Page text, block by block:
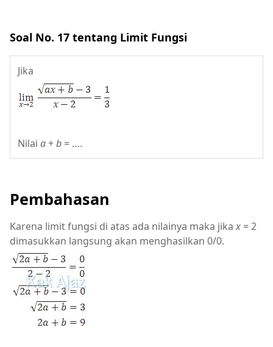
Soal No. 17 tentang Limit Fungsi
Jika
Nilai a+b = ….
Pembahasan
Karena limit fungsi di atas ada nilainya maka jikax = 2
dimasukkan langsung akan menghasilkan 0/0.